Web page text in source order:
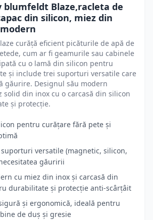
blumfeldt Blaze,racleta de
din silicon, miez din
curăță eficient picăturile de apă de
cum ar fi geamurile sau cabinele
cu o lamă din silicon pentru
și include trei suporturi versatile care
găurire. Designul său modern
solid din inox cu o carcasă din silicon
și protecție.
pentru curățare fără pete și
versatile (magnetic, silicon,
găuririi
cu miez din inox și carcasă din
durabilitate și protecție anti-scârțâit
și ergonomică, ideală pentru
de duș și gresie